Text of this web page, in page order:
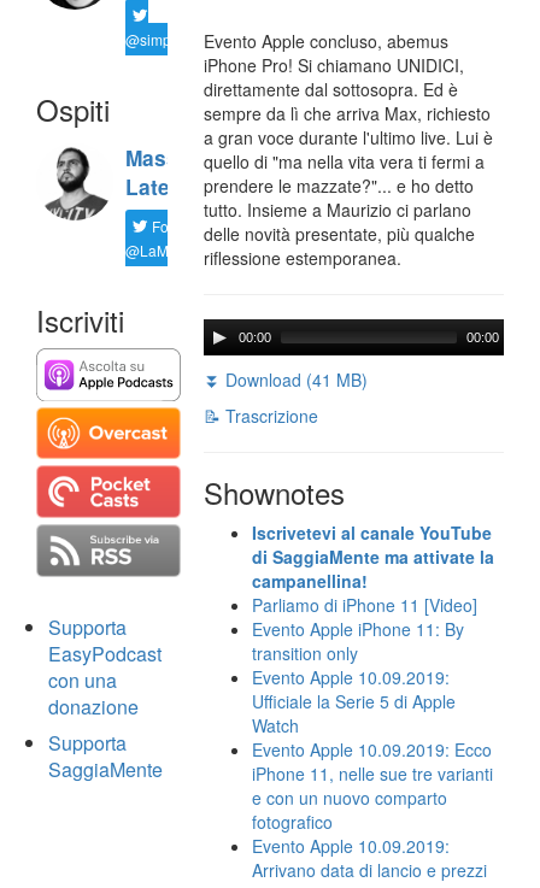
@simplemal
Ospiti
Massimiliano
Latella
Follow
@LaMaxImages
Iscriviti
Supporta
EasyPodcast
con una
donazione
Supporta
SaggiaMente
Evento Apple concluso, abemus
iPhone Pro! Si chiamano UNIDICI,
direttamente dal sottosopra. Ed è
sempre da lì che arriva Max, richiesto
a gran voce durante l'ultimo live. Lui è
quello di "ma nella vita vera ti fermi a
prendere le mazzate?"... e ho detto
tutto. Insieme a Maurizio ci parlano
delle novità presentate, più qualche
riflessione estemporanea.
00:00 00:00
⏬ Download (41 MB)
📝 Trascrizione
Shownotes
Iscrivetevi al canale YouTube
di SaggiaMente ma attivate la
campanellina!
Parliamo di iPhone 11 [Video]
Evento Apple iPhone 11: By
transition only
Evento Apple 10.09.2019:
Ufficiale la Serie 5 di Apple
Watch
Evento Apple 10.09.2019: Ecco
iPhone 11, nelle sue tre varianti
e con un nuovo comparto
fotografico
Evento Apple 10.09.2019:
Arrivano data di lancio e prezzi